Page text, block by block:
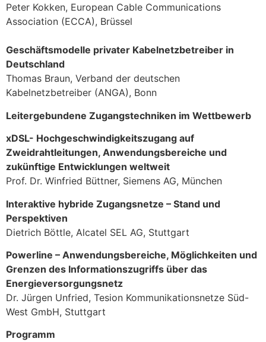
Peter Kokken, European Cable Communications
Association (ECCA), Brüssel
Geschäftsmodelle privater Kabelnetzbetreiber in
Deutschland
Thomas Braun, Verband der deutschen
Kabelnetzbetreiber (ANGA), Bonn
Leitergebundene Zugangstechniken im Wettbewerb
xDSL- Hochgeschwindigkeitszugang auf
Zweidrahtleitungen, Anwendungsbereiche und
zukünftige Entwicklungen weltweit
Prof. Dr. Winfried Büttner, Siemens AG, München
Interaktive hybride Zugangsnetze – Stand und
Perspektiven
Dietrich Böttle, Alcatel SEL AG, Stuttgart
Powerline – Anwendungsbereiche, Möglichkeiten und
Grenzen des Informationszugriffs über das
Energieversorgungsnetz
Dr. Jürgen Unfried, Tesion Kommunikationsnetze Süd-
West GmbH, Stuttgart
Programm